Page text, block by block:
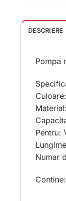
DESCRIERE
Pompa
Pentru:
Numar